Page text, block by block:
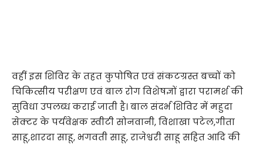
वहीं इस शिविर के तहत कुपोषित एवं संकटग्रस्त बच्चों को
चिकित्सीय परीक्षण एवं बाल रोग विशेषज्ञों द्वारा परामर्श की
सुविधा उपलब्ध कराई जाती है। बाल संदर्भ शिविर में महुदा
सेक्टर के पर्यवेक्षक स्वीटी सोनवानी, विशाखा पटेल,गीता
साहू,शारदा साहू, भगवती साहू, राजेश्वरी साहू सहित आदि की